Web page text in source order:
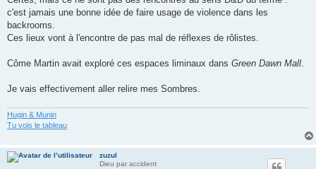
c'est jamais une bonne idée de faire usage de violence dans les
backrooms.
Ces lieux vont à l'encontre de pas mal de réflexes de rôlistes.
Côme Martin avait exploré ces espaces liminaux dans Green Dawn Mall
Je vais effectivement aller relire mes Sombres.
Hugin & Munin
Tu vois le tableau
zuzul
Dieu par accident